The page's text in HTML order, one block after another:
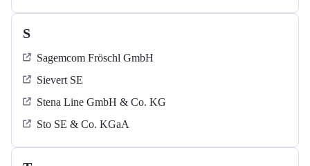
S
Sagemcom Fröschl GmbH
Sievert SE
Stena Line GmbH & Co. KG
Sto SE & Co. KGaA